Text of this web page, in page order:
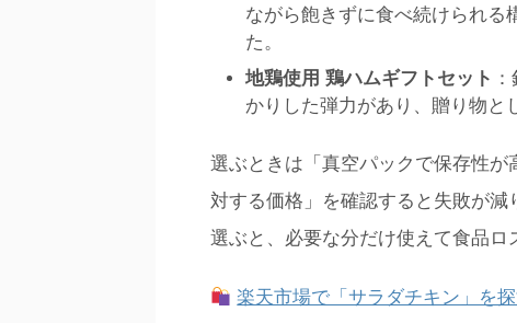
ながら飽きずに食べ続けられる
た。
地鶏使用 鶏ハムギフトセット
かりした弾力があり、贈り物と
選ぶときは「真空パックで保存性
対する価格」を確認すると失敗が
選ぶと、必要な分だけ使えて食品ロ
楽天市場で「サラダチキン」を